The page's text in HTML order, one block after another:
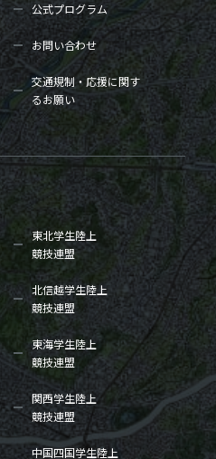
公式プログラム
お問い合わせ
交通規制・応援に関す
るお願い
東北学生陸上
競技連盟
北信越学生陸上
競技連盟
東海学生陸上
競技連盟
関西学生陸上
競技連盟
中国四国学生陸上